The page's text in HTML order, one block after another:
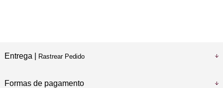
Entrega | Rastrear Pedido
Formas de pagamento